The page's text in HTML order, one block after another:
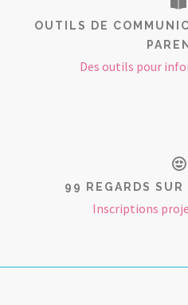
OUTILS DE
Des outils pour
99 REGARDS
Inscriptions